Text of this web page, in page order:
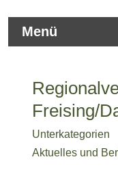
Menü
Freising/
Unterkategorien
Aktuelles und